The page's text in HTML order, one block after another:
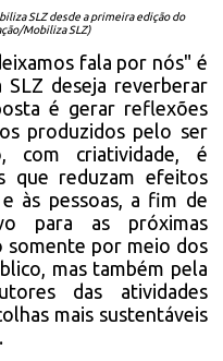
SLZ desde a primeira edição do
Mobiliza SLZ)
fala por nós" é
deseja reverberar
é gerar reflexões
produzidos pelo ser
com criatividade, é
que reduzam efeitos
às pessoas, a fim de
para as próximas
somente por meio dos
mas também pela
das atividades
mais sustentáveis